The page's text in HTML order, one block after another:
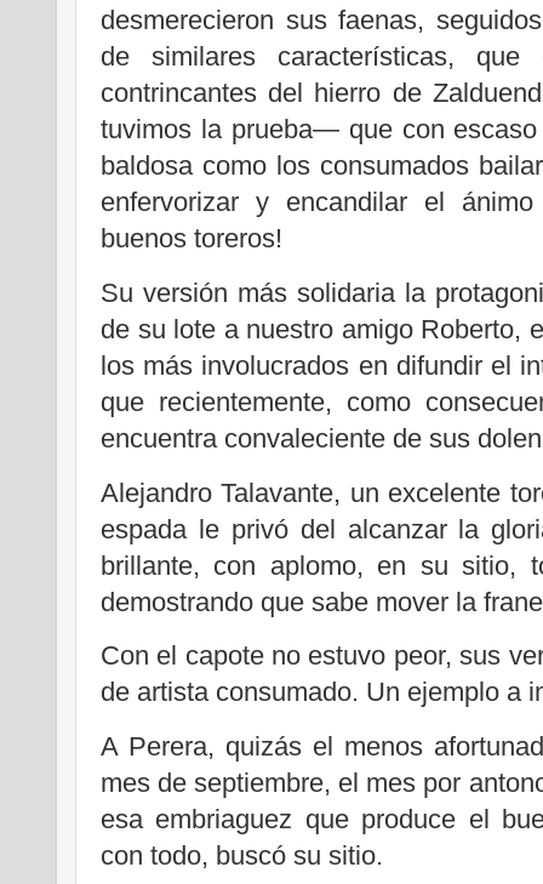
desmerecieron sus faenas,
de similares características,
contrincantes del hierro de
tuvimos la prueba— que con
baldosa como los consumados
enfervorizar y encandilar el
buenos toreros!
Su versión más solidaria la
de su lote a nuestro amigo Roberto,
los más involucrados en difundir el
que recientemente, como
encuentra convaleciente de sus
Alejandro Talavante, un excelente
espada le privó del alcanzar la
brillante, con aplomo, en su sitio,
demostrando que sabe mover la
Con el capote no estuvo peor, sus
de artista consumado. Un ejemplo a
A Perera, quizás el menos
mes de septiembre, el mes por
esa embriaguez que produce el
con todo, buscó su sitio.